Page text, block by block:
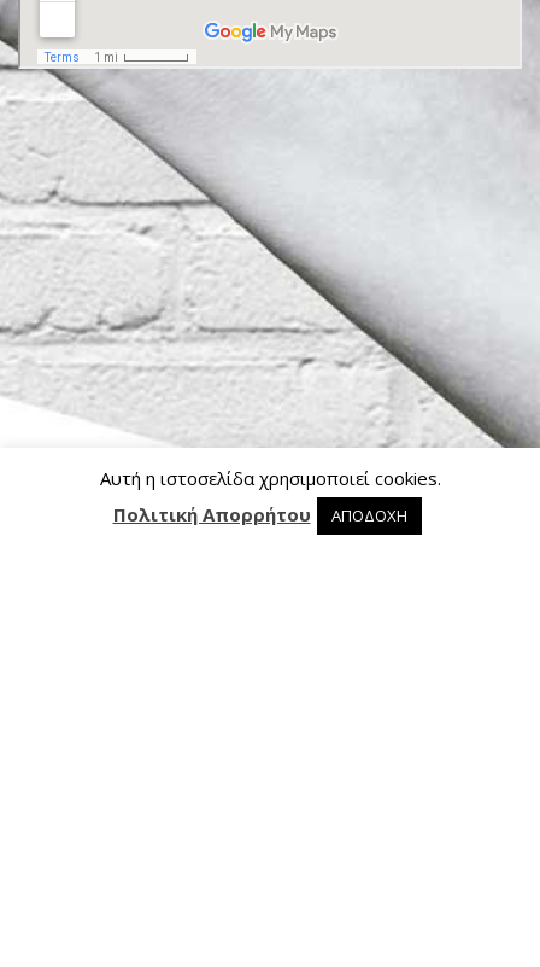
0 0 προϊόντα στο καλάθι
Αυτή η ιστοσελίδα χρησιμοποιεί cookies.
Πολιτική Απορρήτου
ΑΠΟΔΟΧΗ